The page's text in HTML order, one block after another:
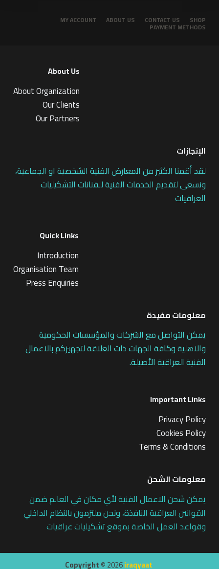
SHOP
CONTACT US
ABOUT US
MY ACCOUNT
PAYMENT METHODS
About Us
About Organization
Our Clients
Our Partners
الإنجازات
لقد أقمنا الكثير من المعارض الفنية الشخصية او الجماعية،
ونسعى لتقديم الخدمات الفنية للفنانات التشكيليات
العراقيات
Quick Links
Introduction
Organisation Team
Press Enquiries
معلومات مفيدة
يمكن التواصل مع الشركات والمؤسسات الحكومية
والاهلية وكافة الجهات ذات العلاقة لتجهيزكم بالاعمال
الفنية العراقية الأصيلة.
Important Links
Privacy Policy
Cookies Policy
Terms & Conditions
معلومات الشحن
يمكن شحن الاعمال الفنية لأي مكان في العالم ضمن
القوانين العراقية النافذة، ونحن ملتزمون بالنظام الداخلي
وقواعد العمل الخاصة بموقع تشكيليات عراقيات
Copyright ©2026iraqyaat